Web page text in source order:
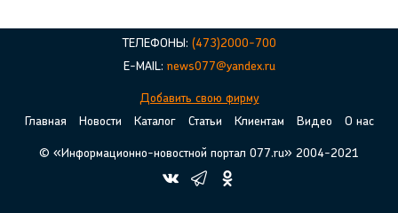
ТЕЛЕФОНЫ: (473)2000-700
E-MAIL: news077@yandex.ru
Добавить свою фирму
Главная
Новости Каталог Статьи Клиентам Видео О нас
© «Информационно-новостной портал 077.ru» 2004-2021